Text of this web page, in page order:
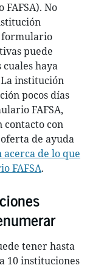
No
formulario
puede
haya
institución
pocos días
FAFSA,
contacto con
de ayuda
de lo que
FAFSA.
tener hasta
10 instituciones